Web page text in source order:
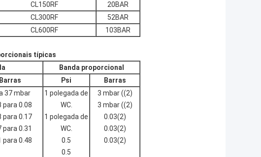
CL150RF
20BAR
CL300RF
52BAR
CL600RF
103BAR
típicas
Banda proporcional
Barras Psi
Barras
37 mbar
para 0.08
para 0.17
para 0.31
para 0.48
1 polegada de
WC.
1 polegada de
WC.
0.5
0.5
3 mbar ((2)
3 mbar ((2)
0.03(2)
0.03(2)
0.03(2)